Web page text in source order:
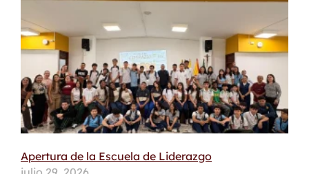
Apertura de la Escuela de Liderazgo